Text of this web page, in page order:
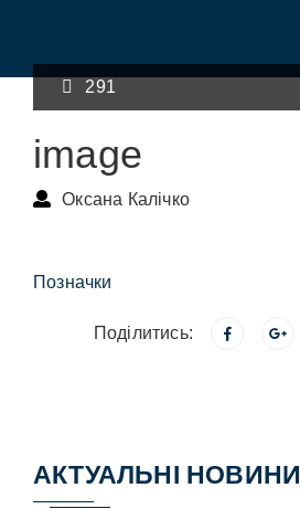
291
image
Оксана Калічко
Позначки
Поділитись:
АКТУАЛЬНІ НОВИНИ